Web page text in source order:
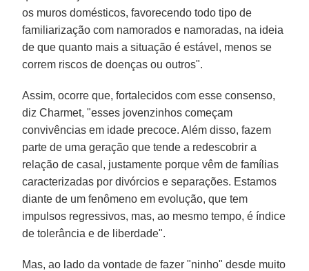
os muros domésticos, favorecendo todo tipo de
familiarização com namorados e namoradas, na ideia
de que quanto mais a situação é estável, menos se
correm riscos de doenças ou outros".
Assim, ocorre que, fortalecidos com esse consenso,
diz Charmet, "esses jovenzinhos começam
convivências em idade precoce. Além disso, fazem
parte de uma geração que tende a redescobrir a
relação de casal, justamente porque vêm de famílias
caracterizadas por divórcios e separações. Estamos
diante de um fenômeno em evolução, que tem
impulsos regressivos, mas, ao mesmo tempo, é índice
de tolerância e de liberdade".
Mas, ao lado da vontade de fazer "ninho" desde muito